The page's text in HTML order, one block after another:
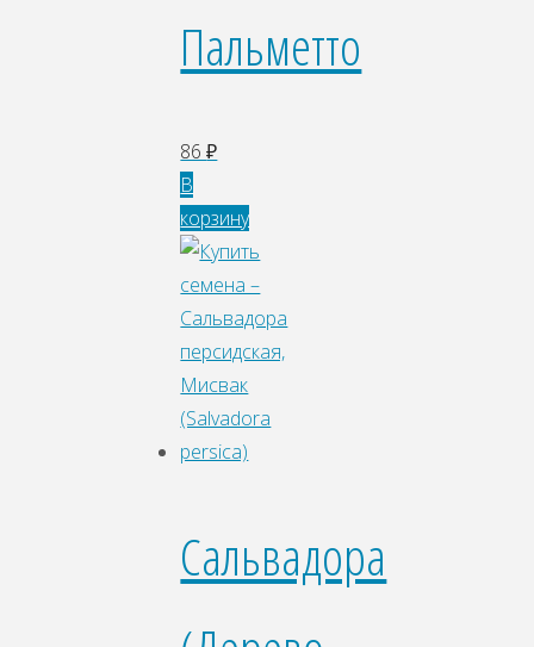
Пальметто
86₽
В
корзину
Сальвадора